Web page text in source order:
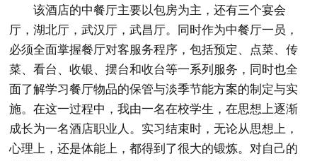
该酒店的中餐厅主要以包房为主，还有三个宴会
厅，湖北厅，武汉厅，武昌厅。同时作为中餐厅一员，
必须全面掌握餐厅对客服务程序，包括预定、点菜、传
菜、看台、收银、摆台和收台等一系列服务，同时也全
面了解学习餐厅物品的保管与淡季节能方案的制定与实
施。在这一过程中，我由一名在校学生，在思想上逐渐
成长为一名酒店职业人。实习结束时，无论从思想上，
心理上，还是体能上，都得到了很大的锻炼。对自己的